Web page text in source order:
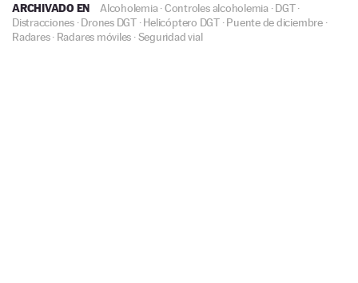
ARCHIVADO EN Alcoholemia·Controles alcoholemia·DGT·
Distracciones ·Drones DGT ·Helicóptero DGT·Puente de diciembre·
Radares· Radares móviles ·Seguridad vial